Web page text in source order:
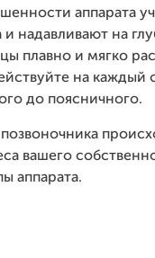
аппарата
надавливают на
плавно и мягко
на каждый
до поясничного.
вашего
аппарата.